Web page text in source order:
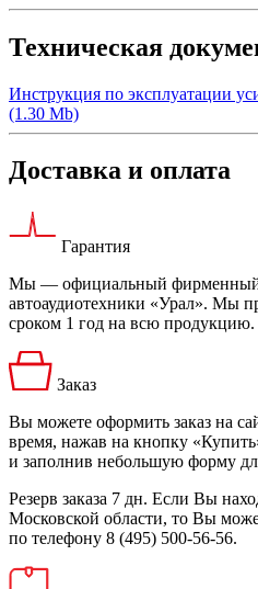
Техническая
Инструкция по эксплуатации
(1.30 Mb)
Доставка и оплата
Гарантия
Мы — официальный фирменный
автоаудиотехники «Урал». Мы
сроком 1 год на всю продукцию.
Заказ
Вы можете оформить заказ на
время, нажав на кнопку
и заполнив небольшую форму
Резерв заказа 7 дн. Если Вы
Московской области, то Вы
по телефону 8 (495) 500-56-56.